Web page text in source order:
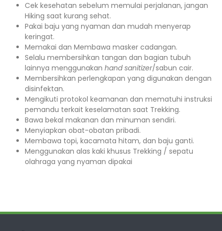
Cek kesehatan sebelum memulai perjalanan, jangan
Hiking saat kurang sehat.
Pakai baju yang nyaman dan mudah menyerap
keringat.
Memakai dan Membawa masker cadangan.
Selalu membersihkan tangan dan bagian tubuh
lainnya menggunakan hand sanitizer/sabun cair.
Membersihkan perlengkapan yang digunakan dengan
disinfektan.
Mengikuti protokol keamanan dan mematuhi instruksi
pemandu terkait keselamatan saat Trekking.
Bawa bekal makanan dan minuman sendiri.
Menyiapkan obat-obatan pribadi.
Membawa topi, kacamata hitam, dan baju ganti.
Menggunakan alas kaki khusus Trekking / sepatu
olahraga yang nyaman dipakai